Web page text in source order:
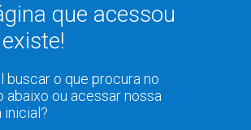
que acessou
buscar o que procura no
abaixo ou acessar nossa
inicial?